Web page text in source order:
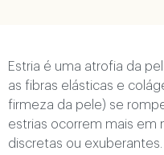
Estria é uma atrofia da
as fibras elásticas e
firmeza da pele) se
estrias ocorrem mais em
discretas ou